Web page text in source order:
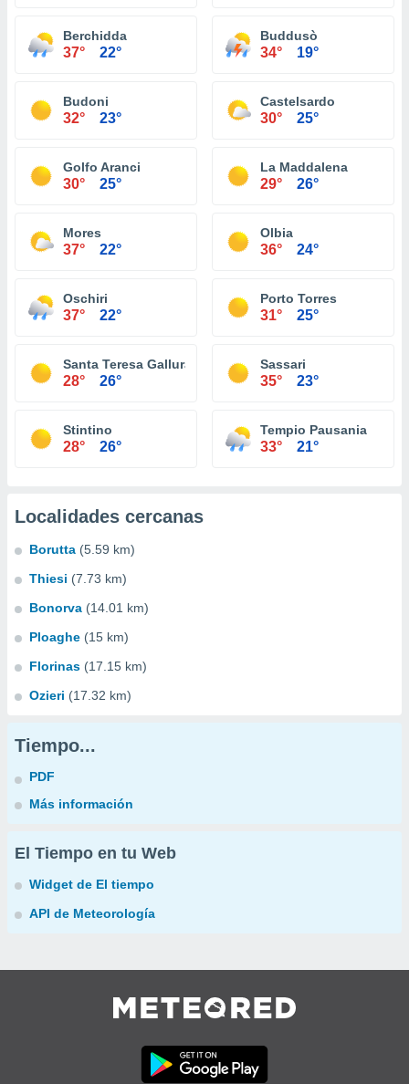
Berchidda
37° 22°
Buddusò
34° 19°
Budoni
32° 23°
Castelsardo
30° 25°
Golfo Aranci
30° 25°
La Maddalena
29° 26°
Mores
37° 22°
Olbia
36° 24°
Oschiri
37° 22°
Porto Torres
31° 25°
Santa Teresa Gallura
28° 26°
Sassari
35° 23°
Stintino
28° 26°
Tempio Pausania
33° 21°
Localidades cercanas
Borutta (5.59 km)
Thiesi (7.73 km)
Bonorva (14.01 km)
Ploaghe (15 km)
Florinas (17.15 km)
Ozieri (17.32 km)
Tiempo...
PDF
Más información
El Tiempo en tu Web
Widget de El tiempo
API de Meteorología